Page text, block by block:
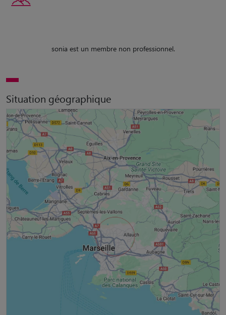
sonia est un membre non professionnel.
Situation géographique